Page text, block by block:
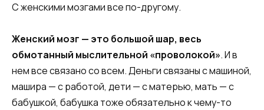
С женскими мозгами все по-другому.
Женский мозг — это большой шар, весь
обмотанный мыслительной «проволокой». И в
нем все связано со всем. Деньги связаны с машиной,
машира — с работой, дети — с матерью, мать — с
бабушкой, бабушка тоже обязательно к чему-то